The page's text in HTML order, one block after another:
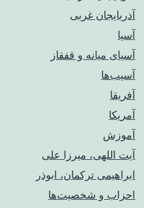
آذربایجان غربی
آسیا
آسیای میانه و قفقاز
آسیب‌ها
آفریقا
آمریکا
آموزش
آیت اللهی، میرزا علی
ابراهیمی ترکمان، ابوذر
احزاب و شخصیت‌ها